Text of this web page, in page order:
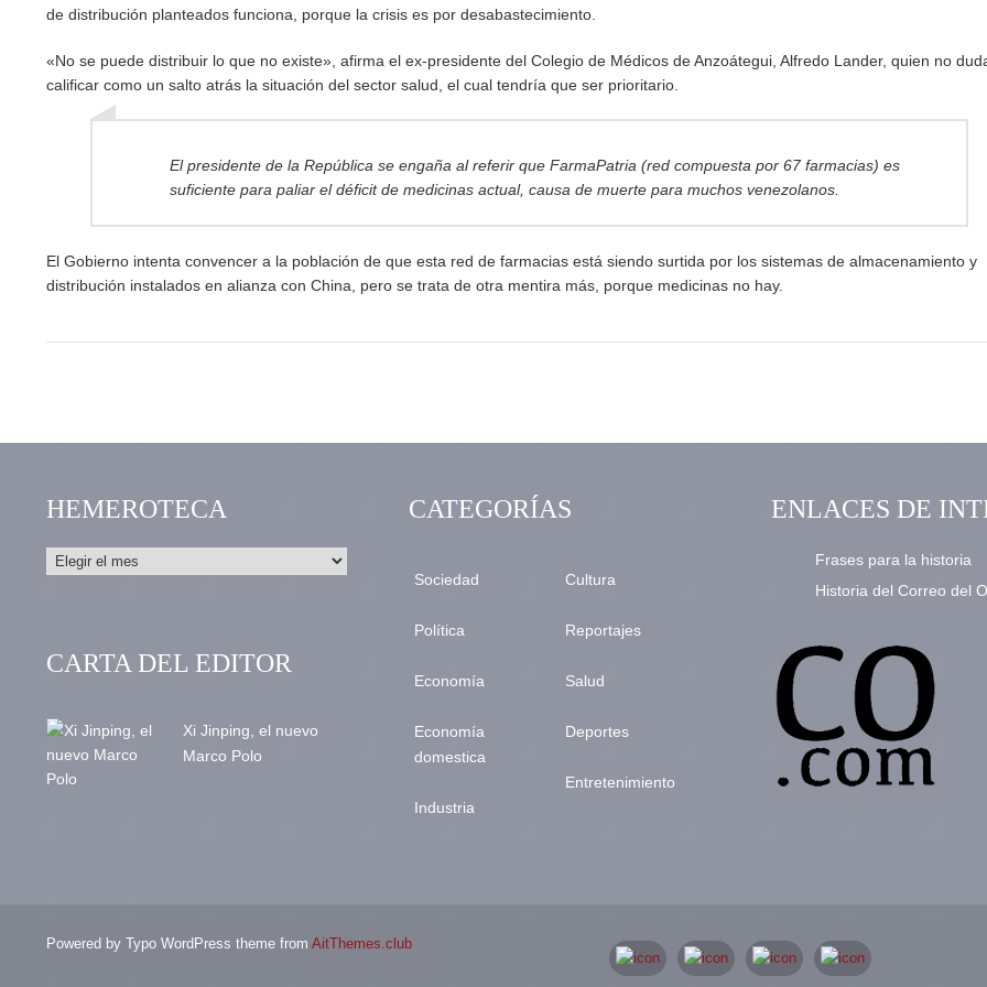
de distribución planteados funciona, porque la crisis es por desabastecimiento.
«No se puede distribuir lo que no existe», afirma el ex-presidente del Colegio de Médicos de Anzoátegui, Alfredo Lander, quien no
calificar como un salto atrás la situación del sector salud, el cual tendría que ser prioritario.
El presidente de la República se engaña al referir que FarmaPatria (red compuesta por 67 farmacias) es
suficiente para paliar el déficit de medicinas actual, causa de muerte para muchos venezolanos.
El Gobierno intenta convencer a la población de que esta red de farmacias está siendo surtida por los sistemas de almacenamiento y
distribución instalados en alianza con China, pero se trata de otra mentira más, porque medicinas no hay.
HEMEROTECA
CARTA DEL EDITOR
Xi Jinping, el nuevo
Marco Polo
CATEGORÍAS
Sociedad
Política
Economía
Economía
domestica
Industria
Cultura
Reportajes
Salud
Deportes
Entretenimiento
ENLACES DE
Frases para la historia
Historia del Correo del
Powered by Typo WordPress theme from AitThemes.club